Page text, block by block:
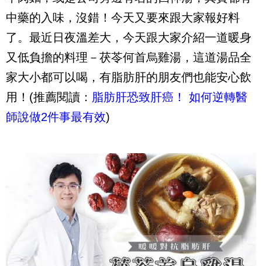
中藥的入味，沒錯！今天又要來跟大家報好料
了。最近日夜溫差大，今天跟大家介紹一道暖身
又低負擔的料理－茯苓何首烏雞湯，這道湯品全
家大小都可以喝，有脂肪肝的朋友們也能安心飲
用！(推薦閱讀： 脂肪肝恐致肝癌！ 如何逆轉醫
師說做2件事最有效)